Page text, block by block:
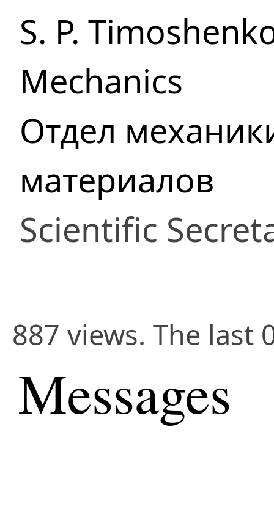
S. P.
Mechanics
Отдел
материалов
Scientific
887 views. The last
Messages